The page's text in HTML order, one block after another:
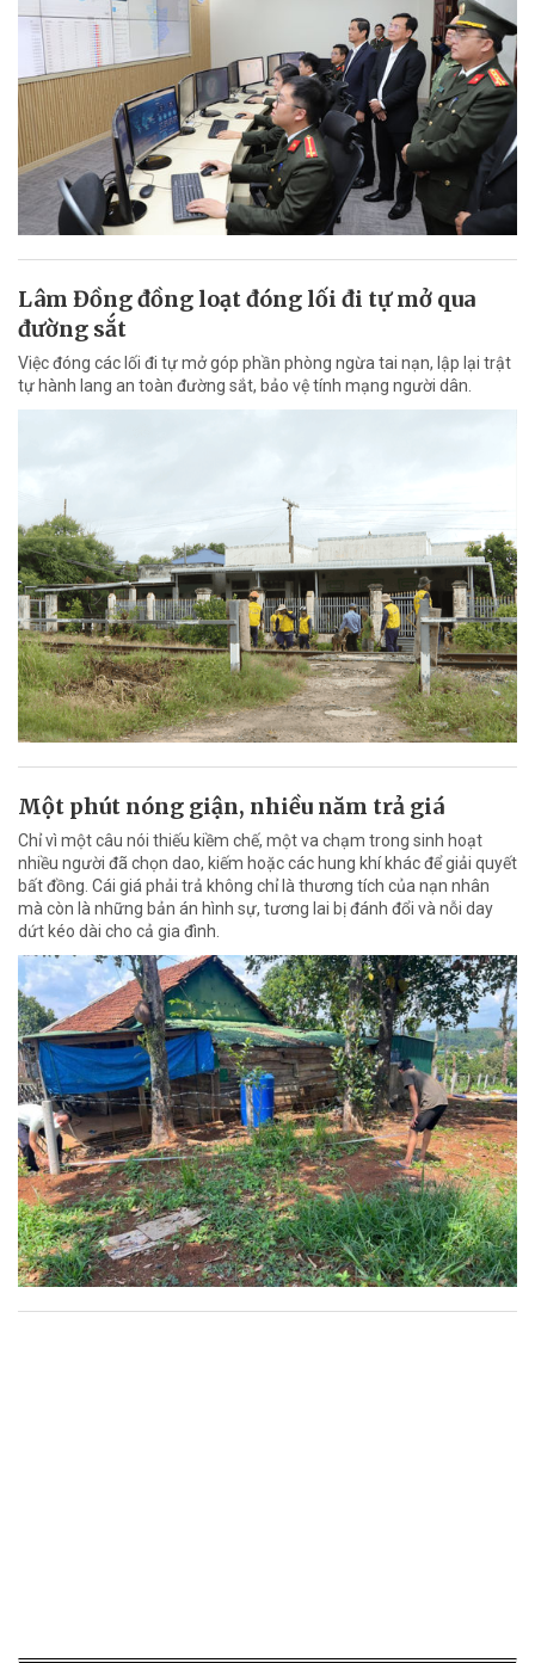
Lâm Đồng đồng loạt đóng lối đi tự mở qua
đường sắt
Việc đóng các lối đi tự mở góp phần phòng ngừa tai nạn, lập lại trật
tự hành lang an toàn đường sắt, bảo vệ tính mạng người dân.
Một phút nóng giận, nhiều năm trả giá
Chỉ vì một câu nói thiếu kiềm chế, một va chạm trong sinh hoạt
nhiều người đã chọn dao, kiếm hoặc các hung khí khác để giải quyết
bất đồng. Cái giá phải trả không chỉ là thương tích của nạn nhân
mà còn là những bản án hình sự, tương lai bị đánh đổi và nỗi day
dứt kéo dài cho cả gia đình.